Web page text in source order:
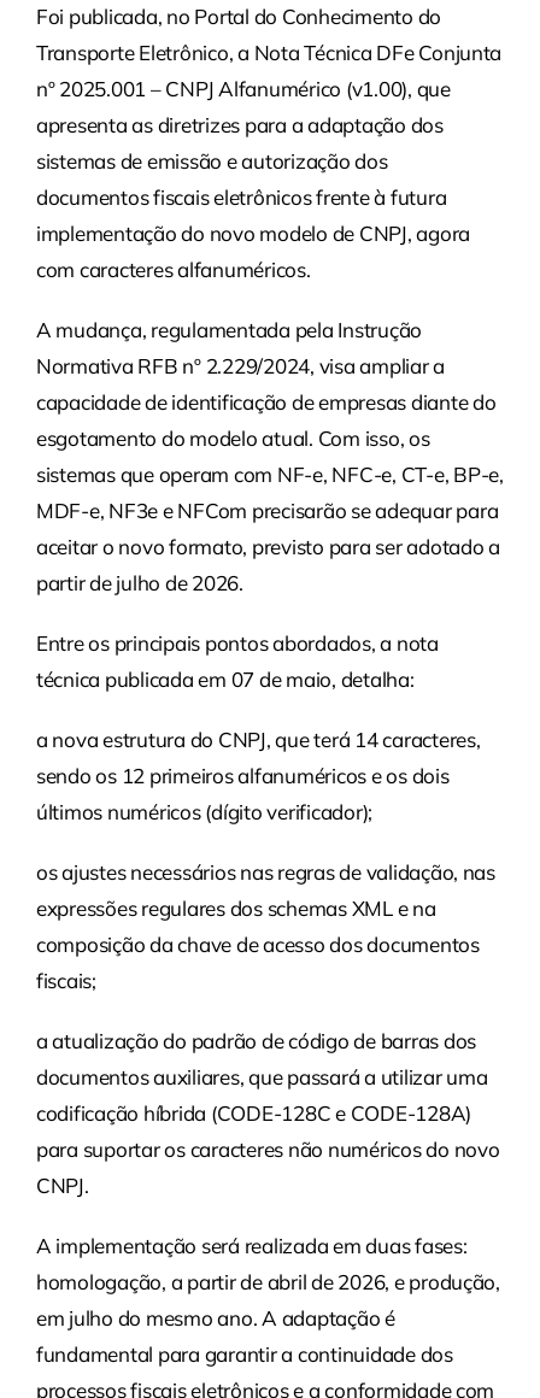
Foi publicada, no Portal do Conhecimento do
Transporte Eletrônico, a Nota Técnica DFe Conjunta
nº 2025.001 – CNPJ Alfanumérico (v1.00), que
apresenta as diretrizes para a adaptação dos
sistemas de emissão e autorização dos
documentos fiscais eletrônicos frente à futura
implementação do novo modelo de CNPJ, agora
com caracteres alfanuméricos.
A mudança, regulamentada pela Instrução
Normativa RFB nº 2.229/2024, visa ampliar a
capacidade de identificação de empresas diante do
esgotamento do modelo atual. Com isso, os
sistemas que operam com NF-e, NFC-e, CT-e, BP-e,
MDF-e, NF3e e NFCom precisarão se adequar para
aceitar o novo formato, previsto para ser adotado a
partir de julho de 2026.
Entre os principais pontos abordados, a nota
técnica publicada em 07 de maio, detalha:
a nova estrutura do CNPJ, que terá 14 caracteres,
sendo os 12 primeiros alfanuméricos e os dois
últimos numéricos (dígito verificador);
os ajustes necessários nas regras de validação, nas
expressões regulares dos schemas XML e na
composição da chave de acesso dos documentos
fiscais;
a atualização do padrão de código de barras dos
documentos auxiliares, que passará a utilizar uma
codificação híbrida (CODE-128C e CODE-128A)
para suportar os caracteres não numéricos do novo
CNPJ.
A implementação será realizada em duas fases:
homologação, a partir de abril de 2026, e produção,
em julho do mesmo ano. A adaptação é
fundamental para garantir a continuidade dos
processos fiscais eletrônicos e a conformidade com